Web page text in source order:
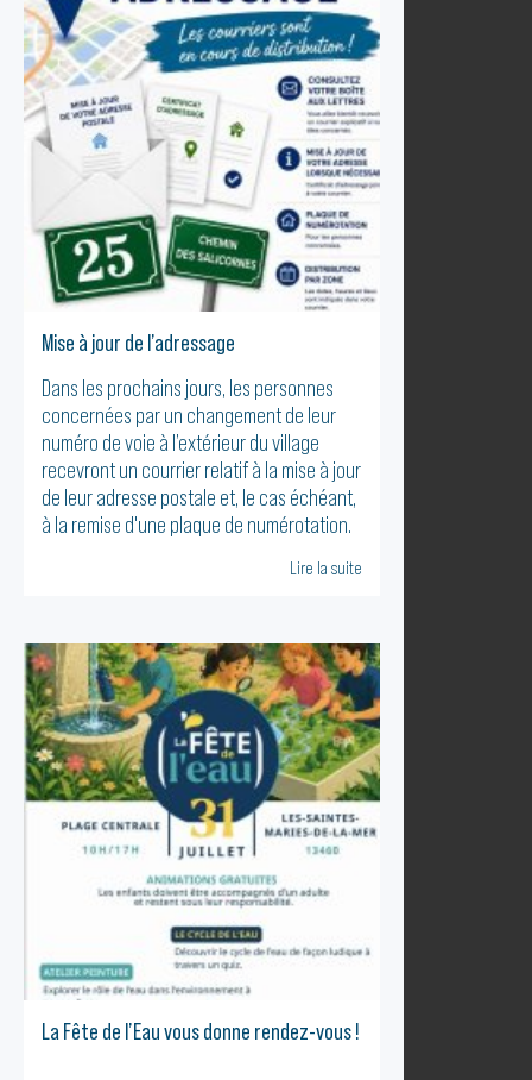
Mise à jour de l’adressage
Dans les prochains jours, les personnes
concernées par un changement de leur
numéro de voie à l’extérieur du village
recevront un courrier relatif à la mise à jour
de leur adresse postale et, le cas échéant,
à la remise d'une plaque de numérotation.
Lire la suite
La Fête de l’Eau vous donne rendez-vous !